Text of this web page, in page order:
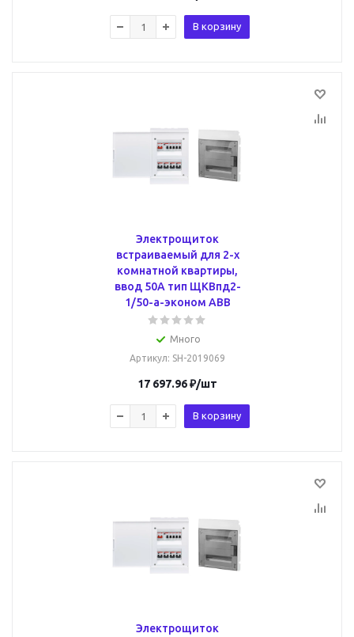
В корзину
Электрощиток
встраиваемый для 2-х
комнатной квартиры,
ввод 50А тип ЩКВпд2-
1/50-a-эконом ABB
Много
Артикул: SH-2019069
17 697.96₽/шт
В корзину
Электрощиток